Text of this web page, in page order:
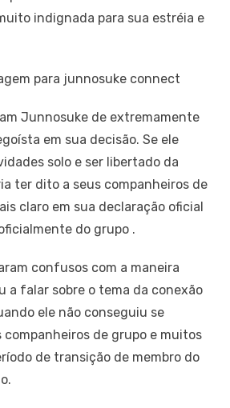
indignada para sua estréia e
Junnosuke de extremamente
em sua decisão. Se ele
solo e ser libertado da
ter dito a seus companheiros de
claro em sua declaração oficial
do grupo .
confusos com a maneira
a falar sobre o tema da conexão
ele não conseguiu se
de grupo e muitos
de transição de membro do